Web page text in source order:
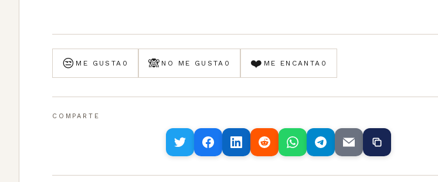
😒 ME GUSTA 0 🙈 NO ME GUSTA 0 ❤️ ME ENCANTA 0
COMPARTE